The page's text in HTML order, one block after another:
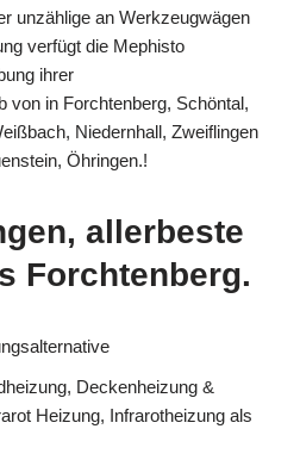
unzählige an Werkzeugwägen
verfügt die Mephisto
ihrer
von in Forchtenberg, Schöntal,
Niedernhall, Zweiflingen
Öhringen.!
allerbeste
Forchtenberg.
Deckenheizung &
Heizung, Infrarotheizung als